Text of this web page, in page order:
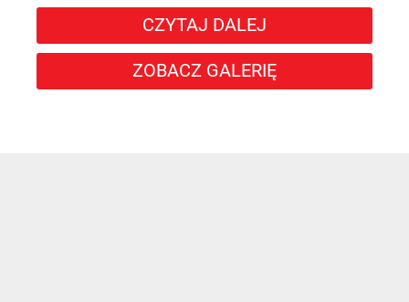
CZYTAJ DALEJ
ZOBACZ GALERIĘ